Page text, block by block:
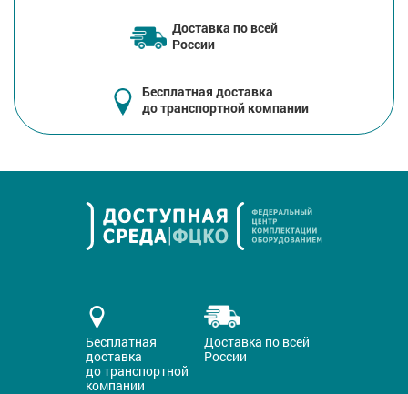
Доставка по всей
России
Бесплатная доставка
до транспортной компании
Бесплатная
доставка
до транспортной
компании
Доставка по всей
России